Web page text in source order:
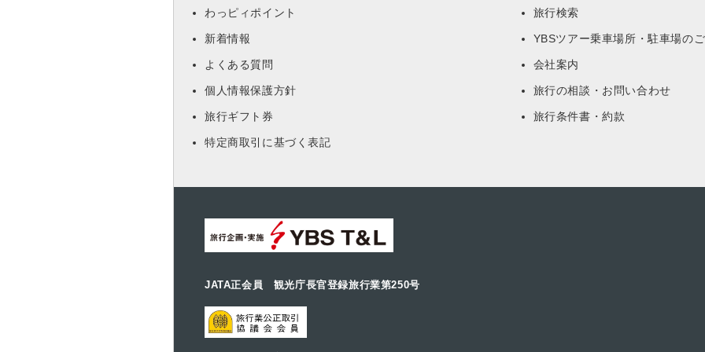
わっピィポイント 旅行検索
新着情報 YBSツアー乗車場所・駐車場の
よくある質問 会社案内
個人情報保護方針 旅行の相談・お問い合わせ
旅行ギフト券 旅行条件書・約款
特定商取引に基づく表記
JATA正会員 観光庁長官登録旅行業第250号